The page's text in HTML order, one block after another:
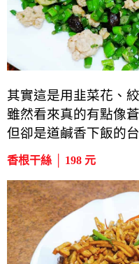
其實這是用韭菜花、
雖然看來真的有點像
但卻是道鹹香下飯的
香根干絲 │ 198 元